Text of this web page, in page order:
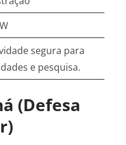
segura para
e pesquisa.
(Defesa